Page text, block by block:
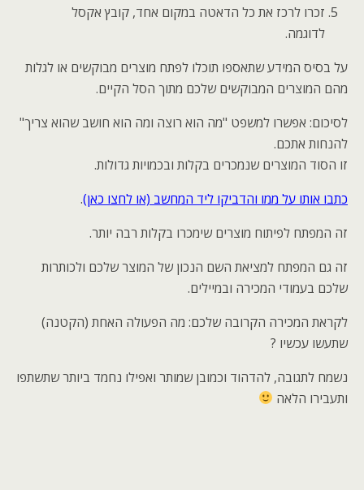
זכרו לרכז את כל הדאטה במקום אחד, קובץ אקסל
לדוגמה.
על בסיס המידע שתאספו תוכלו לפתח מוצרים מבוקשים או לגלות
מהם המוצרים המבוקשים שלכם מתוך הסל הקיים.
לסיכום: אפשרו למשפט "מה הוא רוצה ומה הוא חושב שהוא צריך"
להנחות אתכם.
זו הסוד המוצרים שנמכרים בקלות ובכמויות גדולות.
כתבו אותו על ממו והדביקו ליד המחשב (או לחצו כאן).
זה המפתח לפיתוח מוצרים שימכרו בקלות רבה יותר.
זה גם המפתח למציאת השם הנכון של המוצר שלכם ולכותרות
שלכם בעמודי המכירה ובמיילים.
לקראת המכירה הקרובה שלכם: מה הפעולה האחת (הקטנה)
שתעשו עכשיו ?
נשמח לתגובה, להדהוד וכמובן שמותר ואפילו נחמד ביותר שתשתפו
ותעבירו הלאה